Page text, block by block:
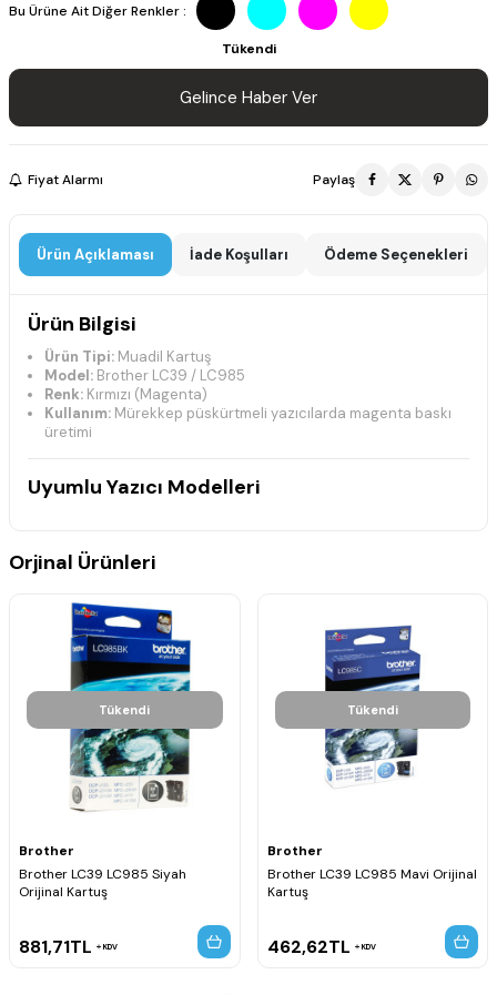
Bu Ürüne Ait Diğer Renkler :
Tükendi
Gelince Haber Ver
Fiyat Alarmı Paylaş
Ürün Açıklaması İade Koşulları Ödeme Seçenekleri
Ürün Bilgisi
Ürün Tipi: Muadil Kartuş
Model: Brother LC39 / LC985
Renk: Kırmızı (Magenta)
Kullanım: Mürekkep püskürtmeli yazıcılarda magenta baskı
üretimi
Uyumlu Yazıcı Modelleri
DCP-J125
DCP-J140W
DCP-J515W
Brother MFC-J Serisi
MFC-J220
MFC-J265W
MFC-J410
MFC-J415W
Orjinal Ürünleri
Tükendi
Brother
Brother LC39 LC985 Siyah
Orijinal Kartuş
881,71TL KDV
Tükendi
Brother
Brother LC39 LC985 Mavi Orijinal
Kartuş
462,62TL KDV